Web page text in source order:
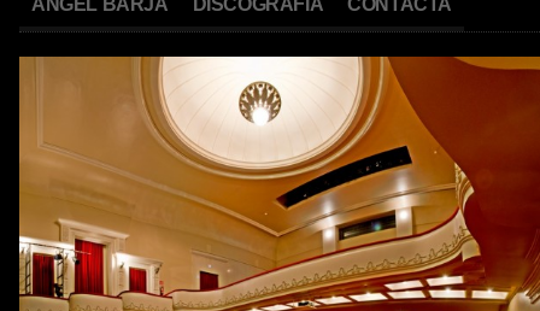
ÁNGEL BARJA DISCOGRAFÍA CONTACTA